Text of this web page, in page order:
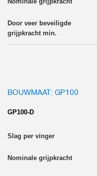
BOUWMAAT: GP100
GP100-D